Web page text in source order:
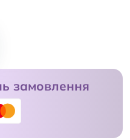
замовлення